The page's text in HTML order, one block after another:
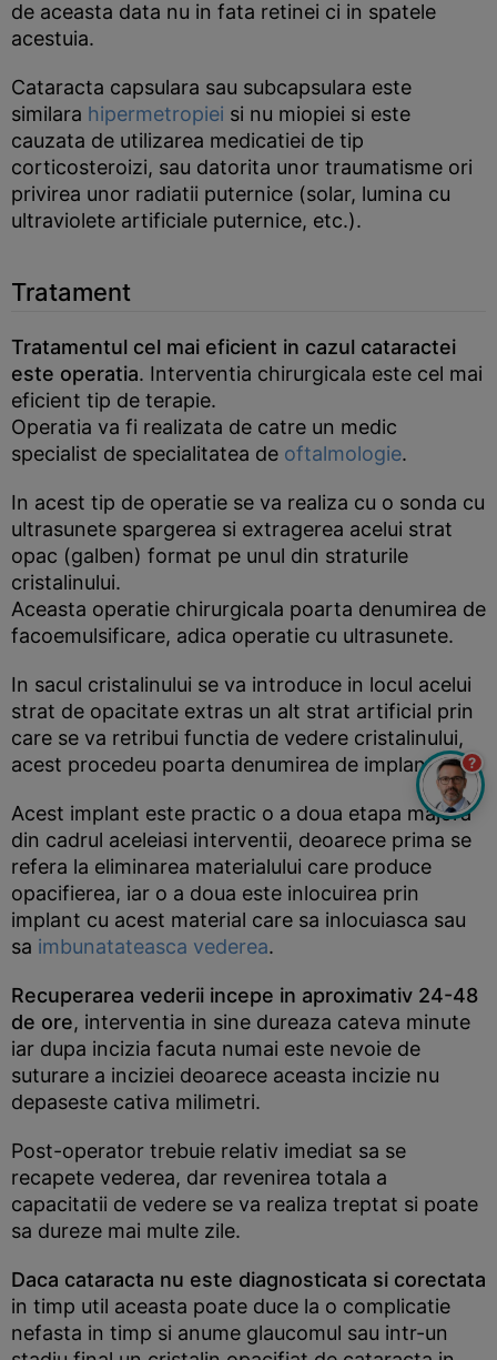
de aceasta data nu in fata retinei ci in spatele
acestuia.
Cataracta capsulara sau subcapsulara este
similara hipermetropiei si nu miopiei si este
cauzata de utilizarea medicatiei de tip
corticosteroizi, sau datorita unor traumatisme ori
privirea unor radiatii puternice (solar, lumina cu
ultraviolete artificiale puternice, etc.).
Tratament
Tratamentul cel mai eficient in cazul cataractei
este operatia. Interventia chirurgicala este cel mai
eficient tip de terapie.
Operatia va fi realizata de catre un medic
specialist de specialitatea de oftalmologie.
In acest tip de operatie se va realiza cu o sonda cu
ultrasunete spargerea si extragerea acelui strat
opac (galben) format pe unul din straturile
cristalinului.
Aceasta operatie chirurgicala poarta denumirea de
facoemulsificare, adica operatie cu ultrasunete.
In sacul cristalinului se va introduce in locul acelui
strat de opacitate extras un alt strat artificial prin
care se va retribui functia de vedere cristalinului,
acest procedeu poarta denumirea de implant.
Acest implant este practic o a doua etapa majora
din cadrul aceleiasi interventii, deoarece prima se
refera la eliminarea materialului care produce
opacifierea, iar o a doua este inlocuirea prin
implant cu acest material care sa inlocuiasca sau
sa imbunatateasca vederea.
Recuperarea vederii incepe in aproximativ 24-48
de ore, interventia in sine dureaza cateva minute
iar dupa incizia facuta numai este nevoie de
suturare a inciziei deoarece aceasta incizie nu
depaseste cativa milimetri.
Post-operator trebuie relativ imediat sa se
recapete vederea, dar revenirea totala a
capacitatii de vedere se va realiza treptat si poate
sa dureze mai multe zile.
Daca cataracta nu este diagnosticata si corectata
in timp util aceasta poate duce la o complicatie
nefasta in timp si anume glaucomul sau intr-un
?